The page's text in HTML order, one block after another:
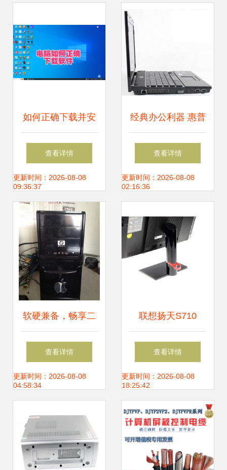
如何正确下载并安
装电脑软件，降低
风险隐患
查看详情
更新时间：2026-08-08
09:36:37
经典办公利器 惠普
HP
4411s（WH481PA）
测
查看详情
更新时间：2026-08-08
02:16:36
软硬兼备，畅享二
手电脑的性价比之
选
查看详情
更新时间：2026-08-08
04:58:34
联想扬天S710
2400s一体电脑 商
务办公与图片素材
的完美融合
查看详情
更新时间：2026-08-08
18:25:42